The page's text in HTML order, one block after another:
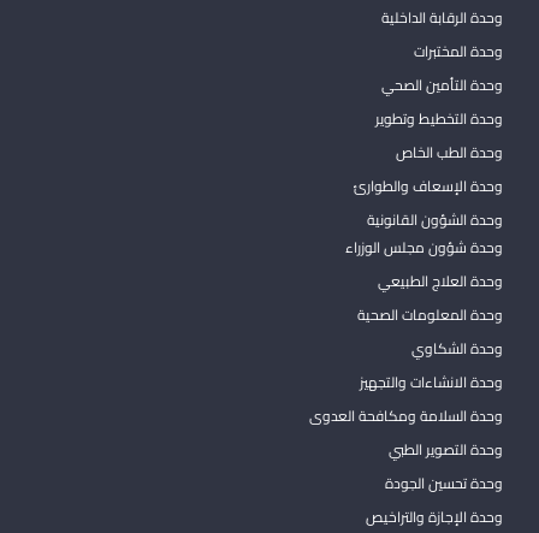
وحدة الرقابة الداخلية
وحدة المختبرات
وحدة التأمين الصحي
وحدة التخطيط وتطوير
وحدة الطب الخاص
وحدة الإسعاف والطوارئ
وحدة الشؤون القانونية
وحدة شؤون مجلس الوزراء
وحدة العلاج الطبيعي
وحدة المعلومات الصحية
وحدة الشكاوي
وحدة الانشاءات والتجهيز
وحدة السلامة ومكافحة العدوى
وحدة التصوير الطبي
وحدة تحسين الجودة
وحدة الإجازة والتراخيص